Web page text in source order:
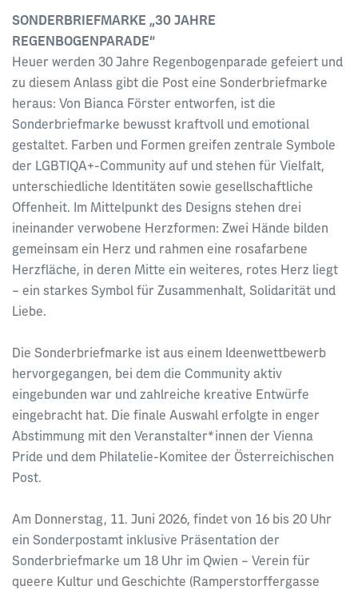
SONDERBRIEFMARKE „30 JAHRE
REGENBOGENPARADE“
Heuer werden 30 Jahre Regenbogenparade gefeiert und
zu diesem Anlass gibt die Post eine Sonderbriefmarke
heraus: Von Bianca Förster entworfen, ist die
Sonderbriefmarke bewusst kraftvoll und emotional
gestaltet. Farben und Formen greifen zentrale Symbole
der LGBTIQA+-Community auf und stehen für Vielfalt,
unterschiedliche Identitäten sowie gesellschaftliche
Offenheit. Im Mittelpunkt des Designs stehen drei
ineinander verwobene Herzformen: Zwei Hände bilden
gemeinsam ein Herz und rahmen eine rosafarbene
Herzfläche, in deren Mitte ein weiteres, rotes Herz liegt
– ein starkes Symbol für Zusammenhalt, Solidarität und
Liebe.
Die Sonderbriefmarke ist aus einem Ideenwettbewerb
hervorgegangen, bei dem die Community aktiv
eingebunden war und zahlreiche kreative Entwürfe
eingebracht hat. Die finale Auswahl erfolgte in enger
Abstimmung mit den Veranstalter*innen der Vienna
Pride und dem Philatelie-Komitee der Österreichischen
Post.
Am Donnerstag, 11. Juni 2026, findet von 16 bis 20 Uhr
ein Sonderpostamt inklusive Präsentation der
Sonderbriefmarke um 18 Uhr im Qwien – Verein für
queere Kultur und Geschichte (Ramperstorffergasse